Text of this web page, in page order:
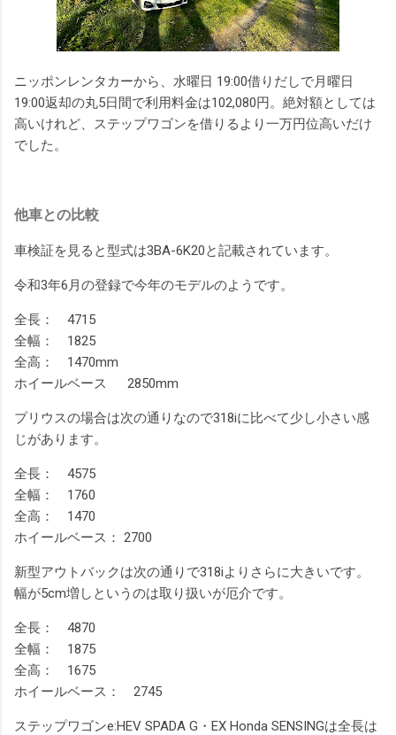
ニッポンレンタカーから、水曜日 19:00借りだしで月曜日
19:00返却の丸5日間で利用料金は102,080円。絶対額としては
高いけれど、ステップワゴンを借りるより一万円位高いだけ
でした。
他車との比較
車検証を見ると型式は3BA-6K20と記載されています。
令和3年6月の登録で今年のモデルのようです。
全長： 4715
全幅： 1825
全高： 1470mm
ホイールベース
2850mm
プリウスの場合は次の通りなので318iに比べて少し小さい感
じがあります。
全長： 4575
全幅： 1760
全高： 1470
ホイールベース： 2700
新型アウトバックは次の通りで318iよりさらに大きいです。
幅が5cm増しというのは取り扱いが厄介です。
全長： 4870
全幅： 1875
全高： 1675
ホイールベース： 2745
ステップワゴンe:HEV SPADA G・EX Honda SENSINGは全長は